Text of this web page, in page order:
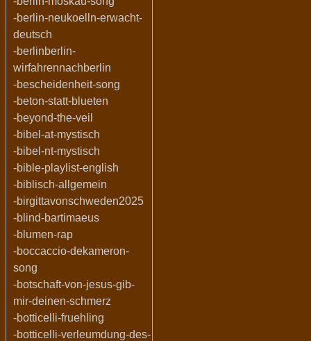
-berlin-neukoelln-erwacht-
deutsch
-berlinberlin-
wirfahrennachberlin
-bescheidenheit-song
-beton-statt-blueten
-beyond-the-veil
-bibel-at-mystisch
-bibel-nt-mystisch
-bible-playlist-english
-biblisch-allgemein
-birgittavonschweden2025
-blind-bartimaeus
-blumen-rap
-boccaccio-dekameron-
song
-botschaft-von-jesus-gib-
mir-deinen-schmerz
-botticelli-fruehling
-botticelli-verleumdung-des-